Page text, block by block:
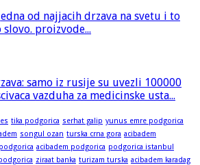
od najjacih drzava na svetu i to
proizvode...
samo iz rusije su uvezli 100000
vazduha za medicinske usta...
tika podgorica serhat galip yunus emre podgorica
songul ozan turska crna gora acibadem
acibadem podgorica podgorica istanbul
ziraat banka turizam turska acibadem karadag